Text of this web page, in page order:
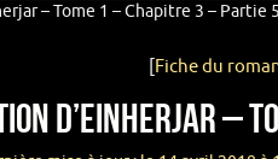
– Tome 1 – Chapitre 3 – Partie 5
[Fiche du
d’Einherjar –